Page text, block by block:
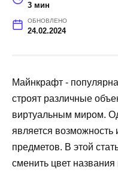
3 мин
ОБНОВЛЕНО
24.02.2024
Майнкрафт -
строят различные
виртуальным миром.
является
предметов. В этой
сменить цвет